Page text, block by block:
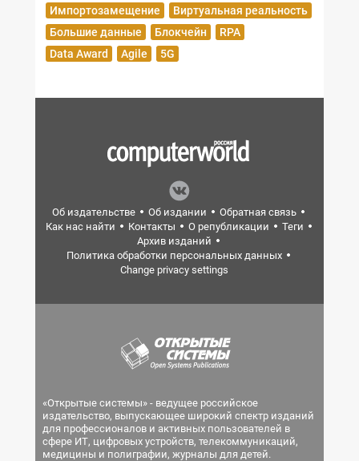
Импортозамещение
Виртуальная реальность
Большие данные
Блокчейн
RPA
Data Award
Agile 5G
Об издательстве Об издании
Обратная связь
Как нас найти
Контакты О републикации
Теги
Архив изданий
Политика обработки персональных данных
Change privacy settings
«Открытые системы» - ведущее российское
издательство, выпускающее широкий спектр изданий
для профессионалов и активных пользователей в
сфере ИТ, цифровых устройств, телекоммуникаций,
медицины и полиграфии, журналы для детей.